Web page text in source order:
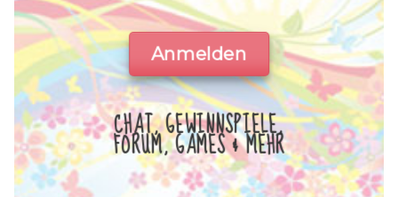
Anmelden
CHAT, GEWINNSPIELE,
FORUM, GAMES & MEHR